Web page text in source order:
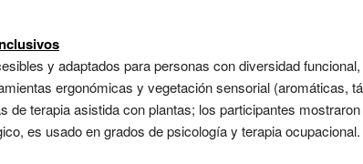
y adaptados para personas con diversidad
ergonómicas y vegetación sensorial (aromáticas,
de terapia asistida con plantas; los participantes
es usado en grados de psicología y terapia